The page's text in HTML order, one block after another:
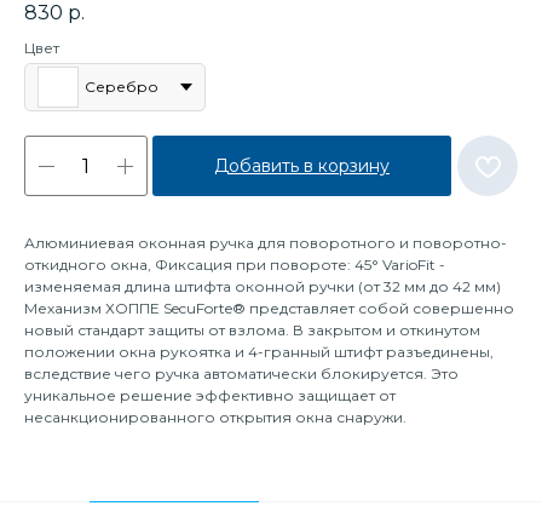
830 р.
Цвет
Серебро
Добавить в корзину
Алюминиевая оконная ручка для поворотного и поворотно-
откидного окна, Фиксация при повороте: 45° VarioFit -
изменяемая длина штифта оконной ручки (от 32 мм до 42 мм)
Механизм ХОППЕ SecuForte® представляет собой совершенно
новый стандарт защиты от взлома. В закрытом и откинутом
положении окна рукоятка и 4-гранный штифт разъединены,
вследствие чего ручка автоматически блокируется. Это
уникальное решение эффективно защищает от
несанкционированного открытия окна снаружи.